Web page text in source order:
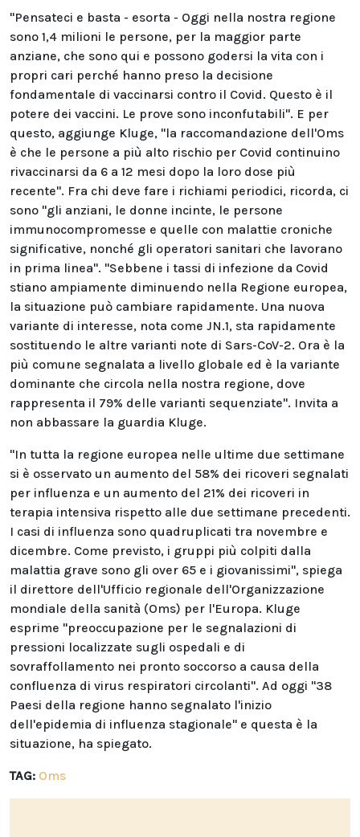
"Pensateci e basta - esorta - Oggi nella nostra regione
sono 1,4 milioni le persone, per la maggior parte
anziane, che sono qui e possono godersi la vita con i
propri cari perché hanno preso la decisione
fondamentale di vaccinarsi contro il Covid. Questo è il
potere dei vaccini. Le prove sono inconfutabili". E per
questo, aggiunge Kluge, "la raccomandazione dell'Oms
è che le persone a più alto rischio per Covid continuino
rivaccinarsi da 6 a 12 mesi dopo la loro dose più
recente". Fra chi deve fare i richiami periodici, ricorda, ci
sono "gli anziani, le donne incinte, le persone
immunocompromesse e quelle con malattie croniche
significative, nonché gli operatori sanitari che lavorano
in prima linea". "Sebbene i tassi di infezione da Covid
stiano ampiamente diminuendo nella Regione europea,
la situazione può cambiare rapidamente. Una nuova
variante di interesse, nota come JN.1, sta rapidamente
sostituendo le altre varianti note di Sars-CoV-2. Ora è la
più comune segnalata a livello globale ed è la variante
dominante che circola nella nostra regione, dove
rappresenta il 79% delle varianti sequenziate". Invita a
non abbassare la guardia Kluge.
"In tutta la regione europea nelle ultime due settimane
si è osservato un aumento del 58% dei ricoveri segnalati
per influenza e un aumento del 21% dei ricoveri in
terapia intensiva rispetto alle due settimane precedenti.
I casi di influenza sono quadruplicati tra novembre e
dicembre. Come previsto, i gruppi più colpiti dalla
malattia grave sono gli over 65 e i giovanissimi", spiega
il direttore dell'Ufficio regionale dell'Organizzazione
mondiale della sanità (Oms) per l'Europa. Kluge
esprime "preoccupazione per le segnalazioni di
pressioni localizzate sugli ospedali e di
sovraffollamento nei pronto soccorso a causa della
confluenza di virus respiratori circolanti". Ad oggi "38
Paesi della regione hanno segnalato l'inizio
dell'epidemia di influenza stagionale" e questa è la
situazione, ha spiegato.
TAG: Oms